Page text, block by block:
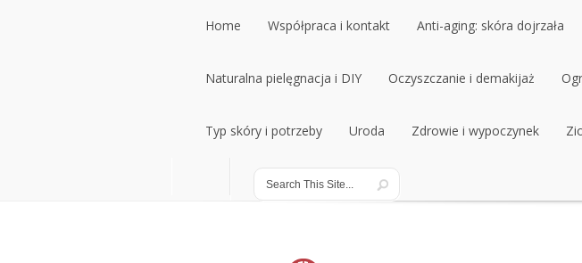
Home
Home
Współpraca i kontakt
Współpraca i kontakt
Anti-aging: skóra dojrzała
Anti-aging: skóra dojrzała
Naturalna pielęgnacja i DIY
Naturalna pielęgnacja i DIY
Oczyszczanie i demakijaż
Oczyszczanie i demakijaż
Typ skóry i potrzeby
Typ skóry i potrzeby
Uroda
Uroda
Zdrowie i wypoczynek